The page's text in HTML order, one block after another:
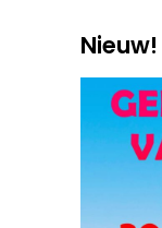
Nieuw!